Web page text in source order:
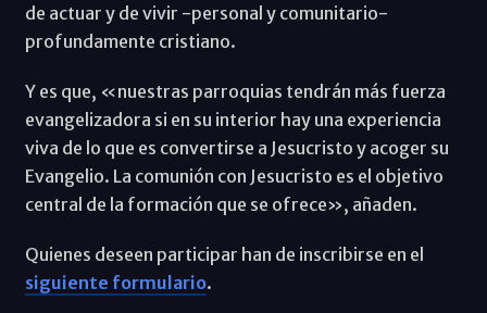
de actuar y de vivir -personal y comunitario-
profundamente cristiano.
Y es que, «nuestras parroquias tendrán más fuerza
evangelizadora si en su interior hay una experiencia
viva de lo que es convertirse a Jesucristo y acoger su
Evangelio. La comunión con Jesucristo es el objetivo
central de la formación que se ofrece», añaden.
Quienes deseen participar han de inscribirse en el
siguiente formulario.